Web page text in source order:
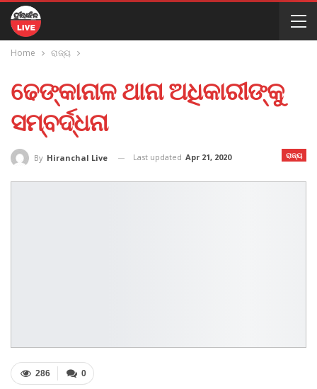
Home ରାଜ୍ୟ
ଢେଙ୍କାନାଳ ଥାନା ଅଧିକାରୀଙ୍କୁ
ସମ୍ବର୍ଦ୍ଧନା
ରାଜ୍ୟ
By Hiranchal Live Last updated Apr 21, 2020
0
286